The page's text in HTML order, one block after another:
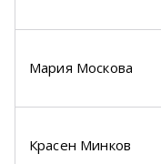
Мария Москова
Красен Минков